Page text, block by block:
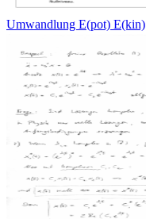
Umwandlung E(pot) E(kin)